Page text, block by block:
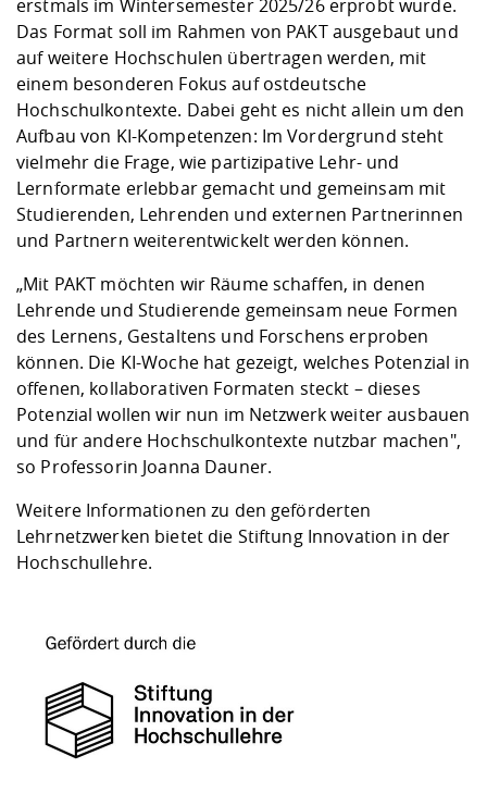
erstmals im Wintersemester 2025/26 erprobt wurde.
Das Format soll im Rahmen von PAKT ausgebaut und
auf weitere Hochschulen übertragen werden, mit
einem besonderen Fokus auf ostdeutsche
Hochschulkontexte. Dabei geht es nicht allein um den
Aufbau von KI-Kompetenzen: Im Vordergrund steht
vielmehr die Frage, wie partizipative Lehr- und
Lernformate erlebbar gemacht und gemeinsam mit
Studierenden, Lehrenden und externen Partnerinnen
und Partnern weiterentwickelt werden können.
„Mit PAKT möchten wir Räume schaffen, in denen
Lehrende und Studierende gemeinsam neue Formen
des Lernens, Gestaltens und Forschens erproben
können. Die KI-Woche hat gezeigt, welches Potenzial in
offenen, kollaborativen Formaten steckt – dieses
Potenzial wollen wir nun im Netzwerk weiter ausbauen
und für andere Hochschulkontexte nutzbar machen",
so Professorin Joanna Dauner.
Weitere Informationen zu den geförderten
Lehrnetzwerken bietet die Stiftung Innovation in der
Hochschullehre.